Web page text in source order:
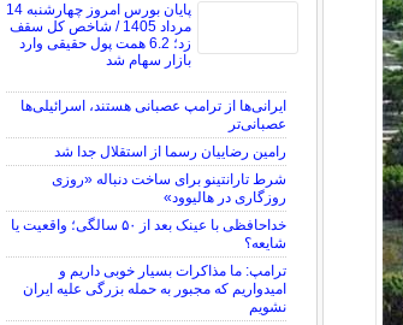
پایان بورس امروز چهارشنبه 14
مرداد 1405 / شاخص کل سقف
زد؛ 6.2 همت پول حقیقی وارد
بازار سهام شد
ایرانی‌ها از ترامپ عصبانی هستند، اسرائیلی‌ها
عصبانی‌تر
رامین رضاییان رسما از استقلال جدا شد
شرط تارانتینو برای ساخت دنباله «روزی
روزگاری در هالیوود»
خداحافظی با عینک بعد از ۵۰ سالگی؛ واقعیت یا
شایعه؟
ترامپ: ما مذاکرات بسیار خوبی داریم و
امیدواریم که مجبور به حمله بزرگی علیه ایران
نشویم